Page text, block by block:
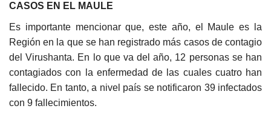
CASOS EN EL MAULE
Es importante mencionar que, este año, el Maule es la
Región en la que se han registrado más casos de contagio
del Virushanta. En lo que va del año, 12 personas se han
contagiados con la enfermedad de las cuales cuatro han
fallecido. En tanto, a nivel país se notificaron 39 infectados
con 9 fallecimientos.